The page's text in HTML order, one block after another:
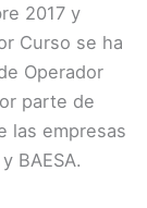
2017 y
Curso se ha
Operador
parte de
las empresas
BAESA.